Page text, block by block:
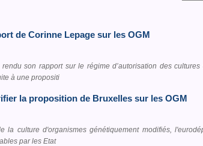
de Corinne Lepage sur les OGM
son rapport sur le régime d’autorisation des cultures
à une propositi
la proposition de Bruxelles sur les OGM
la culture d'organismes génétiquement modifiés,
par les Etat